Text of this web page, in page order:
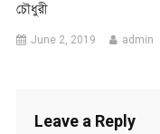
চৌধুরী
June 2, 2019 admin
Leave a Reply